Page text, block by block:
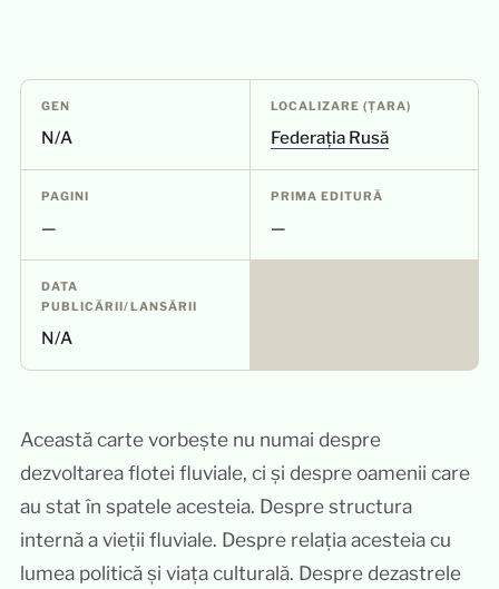
GEN
N/A
LOCALIZARE (ȚARA)
Federația Rusă
PAGINI
—
PRIMA EDITURĂ
—
DATA
PUBLICĂRII/LANSĂRII
N/A
Această carte vorbește nu numai despre
dezvoltarea flotei fluviale, ci și despre oamenii care
au stat în spatele acesteia. Despre structura
internă a vieții fluviale. Despre relația acesteia cu
lumea politică și viața culturală. Despre dezastrele